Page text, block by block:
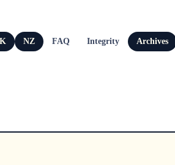
NZ FAQ Integrity Archives